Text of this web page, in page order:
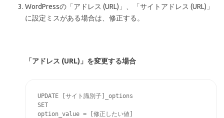
WordPressの「アドレス (URL)」、「サイトアドレス (URL)」
に設定ミスがある場合は、修正する。
「アドレス (URL)」を変更する場合
UPDATE [サイト識別子]_options
SET
option_value = [修正したい値]